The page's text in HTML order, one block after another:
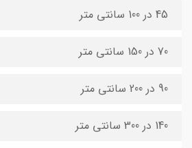
45 در 100 سانتی متر
70 در 150 سانتی متر
90 در 200 سانتی متر
140 در 300 سانتی متر